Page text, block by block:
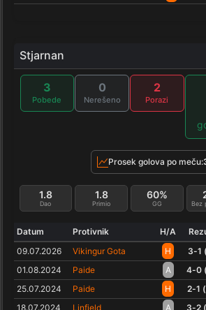
Stjarnan
3
Pobede
0
Nerešeno
2
Porazi
Prosek golova po meču:
Dao
1.8
Primio
1.8
GG
60%
Bez
Datum Protivnik H/A
09.07.2026
Vikingur Gota H 3-1
01.08.2024 Paide A 4-0
25.07.2024 Paide H 2-1
18.07.2024 Linfield A 3-2